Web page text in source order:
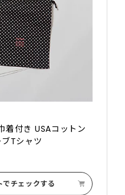
着付き USAコットン
Tシャツ
でチェックする